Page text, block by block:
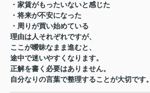
・家賃がもったいないと感じた
・将来が不安になった
・周りが買い始めている
理由は人それぞれですが、
ここが曖昧なまま進むと、
途中で迷いやすくなります。
正解を書く必要はありません。
自分なりの言葉で整理することが大切です。